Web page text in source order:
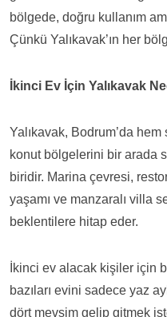
bölgede, doğru kullanım
Çünkü Yalıkavak’ın her
İkinci Ev İçin Yalıkavak
Yalıkavak, Bodrum’da
konut bölgelerini bir arada
biridir. Marina çevresi,
yaşamı ve manzaralı villa
beklentilere hitap eder.
İkinci ev alacak kişiler için
bazıları evini sadece yaz
dört mevsim gelip gitmek